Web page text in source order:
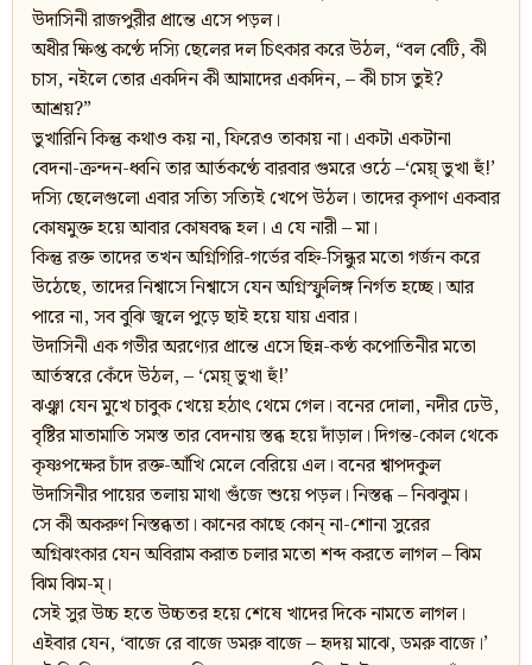
উদাসিনী রাজপুরীর প্রান্তে এসে পড়ল।
অধীর ক্ষিপ্ত কণ্ঠে দস্যি ছেলের দল চিৎকার করে উঠল, “বল বেটি, কী
চাস, নইলে তোর একদিন কী আমাদের একদিন, – কী চাস তুই?
আশ্রয়?”
ভুখারিনি কিন্তু কথাও কয় না, ফিরেও তাকায় না। একটা একটানা
বেদনা-ক্রন্দন-ধ্বনি তার আর্তকণ্ঠে বারবার গুমরে ওঠে –‘মেয়্ ভুখা হুঁ!’
দস্যি ছেলেগুলো এবার সত্যি সত্যিই খেপে উঠল। তাদের কৃপাণ একবার
কোষমুক্ত হয়ে আবার কোষবদ্ধ হল। এ যে নারী – মা।
কিন্তু রক্ত তাদের তখন অগ্নিগিরি-গর্ভের বহ্নি-সিন্ধুর মতো গর্জন করে
উঠেছে, তাদের নিশ্বাসে নিশ্বাসে যেন অগ্নিস্ফুলিঙ্গ নির্গত হচ্ছে। আর
পারে না, সব বুঝি জ্বলে পুড়ে ছাই হয়ে যায় এবার।
উদাসিনী এক গভীর অরণ্যের প্রান্তে এসে ছিন্ন-কণ্ঠ কপোতিনীর মতো
আর্তস্বরে কেঁদে উঠল, – ‘মেয়্ ভুখা হুঁ!’
ঝঞ্ঝা যেন মুখে চাবুক খেয়ে হঠাৎ থেমে গেল। বনের দোলা, নদীর ঢেউ,
বৃষ্টির মাতামাতি সমস্ত তার বেদনায় স্তব্ধ হয়ে দাঁড়াল। দিগন্ত-কোল থেকে
কৃষ্ণপক্ষের চাঁদ রক্ত-আঁখি মেলে বেরিয়ে এল। বনের শ্বাপদকুল
উদাসিনীর পায়ের তলায় মাথা গুঁজে শুয়ে পড়ল। নিস্তব্ধ – নিঝঝুম।
সে কী অকরুণ নিস্তব্ধতা। কানের কাছে কোন্ না-শোনা সুরের
অগ্নিঝংকার যেন অবিরাম করাত চলার মতো শব্দ করতে লাগল – ঝিম
ঝিম ঝিম-ম্।
সেই সুর উচ্চ হতে উচ্চতর হয়ে শেষে খাদের দিকে নামতে লাগল।
এইবার যেন, ‘বাজে রে বাজে ডমরু বাজে – হৃদয় মাঝে, ডমরু বাজে।’